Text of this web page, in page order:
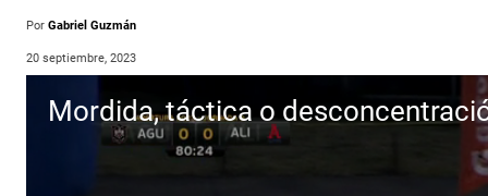
Por Gabriel Guzmán
20 septiembre, 2023
Mordida, táctica o